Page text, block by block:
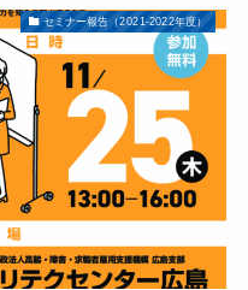
セミナー報告（2021-2022年度）